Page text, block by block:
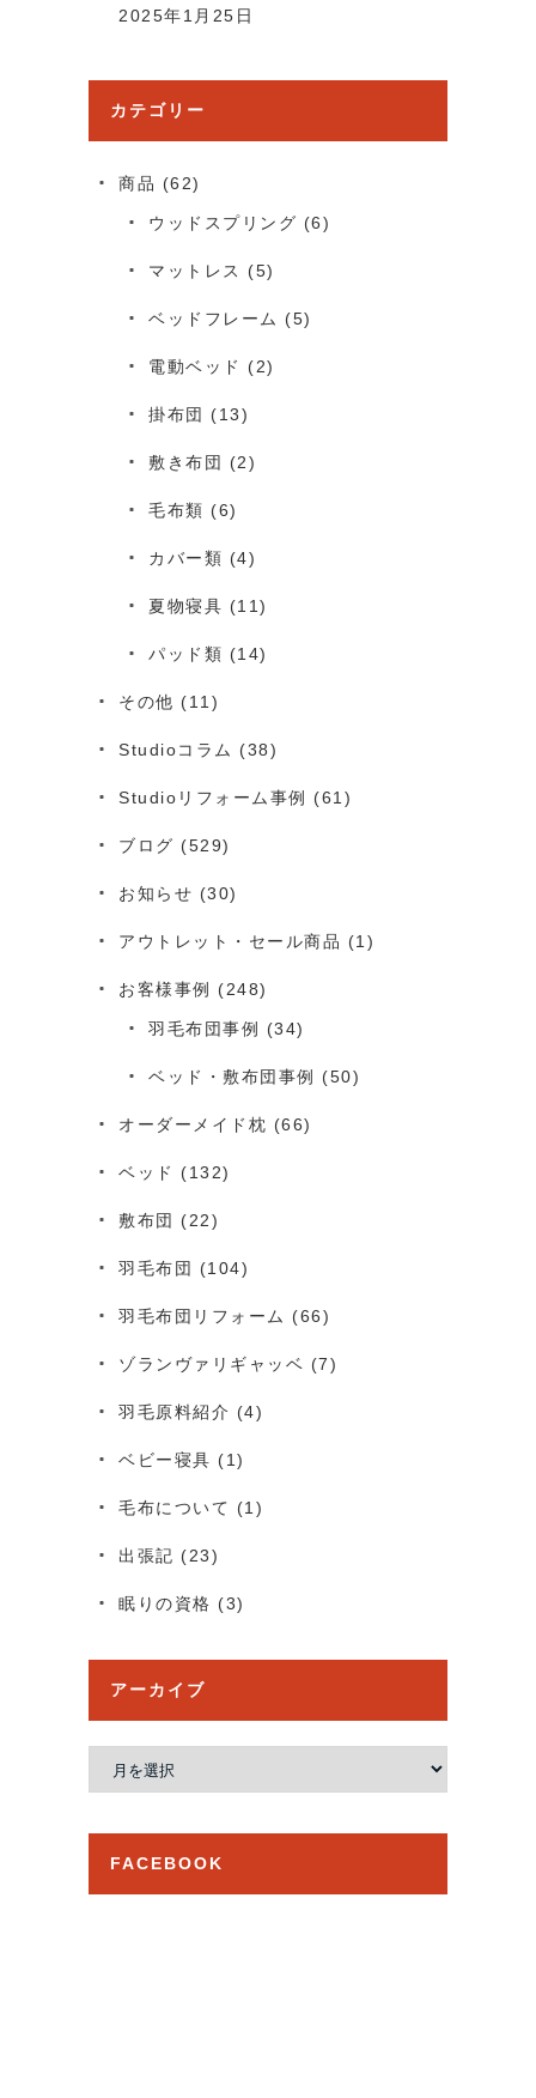
2025年1月25日
カテゴリー
商品 (62)
ウッドスプリング (6)
マットレス (5)
ベッドフレーム (5)
電動ベッド (2)
掛布団 (13)
敷き布団 (2)
毛布類 (6)
カバー類 (4)
夏物寝具 (11)
パッド類 (14)
その他 (11)
Studioコラム (38)
Studioリフォーム事例 (61)
ブログ (529)
お知らせ (30)
アウトレット・セール商品 (1)
お客様事例 (248)
羽毛布団事例 (34)
ベッド・敷布団事例 (50)
オーダーメイド枕 (66)
ベッド (132)
敷布団 (22)
羽毛布団 (104)
羽毛布団リフォーム (66)
ゾランヴァリギャッベ (7)
羽毛原料紹介 (4)
ベビー寝具 (1)
毛布について (1)
出張記 (23)
眠りの資格 (3)
アーカイブ
ー
FACEBOOK